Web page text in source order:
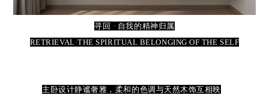
寻回 · 自我的精神归属
RETRIEVAL·THE SPIRITUAL BELONGING OF THE SELF
主卧设计静谧奢雅，柔和的色调与天然木饰互相映